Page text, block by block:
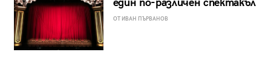
един по-различен спектакъл
ОТ ИВАН ПЪРВАНОВ